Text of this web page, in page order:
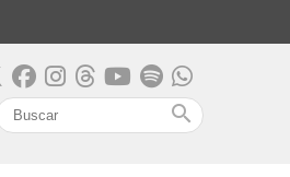
search